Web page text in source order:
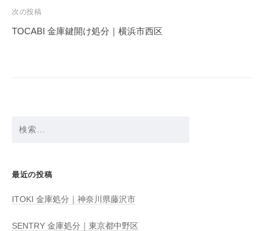
ビ
ゲ
次の投稿
TOCABI 金庫鍵開け処分｜横浜市西区
最近の投稿
ITOKI 金庫処分｜神奈川県藤沢市
SENTRY 金庫処分｜東京都中野区